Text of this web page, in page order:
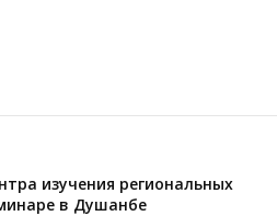
изучения региональных
в Душанбе